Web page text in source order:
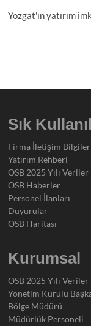
Yozgat'ın yatırım
Sık
Firma İletişim
Yatırım Rehberi
OSB 2025 Yılı Veriler
OSB Haberler
Personel İlanları
Duyurular
OSB Haritası
Kurumsal
OSB 2025 Yılı Veriler
Yönetim Kurulu
Bölge Müdürü
Müdürlük Personeli